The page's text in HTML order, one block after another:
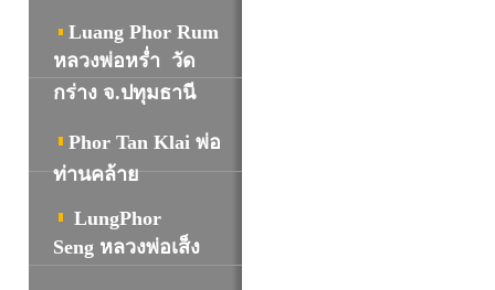
Luang Phor Rum
หลวงพ่อหร่ำ วัด
กร่าง จ.ปทุมธานี
Phor Tan Klai พ่อ
ท่านคล้าย
LungPhor
Seng หลวงพ่อเส็ง